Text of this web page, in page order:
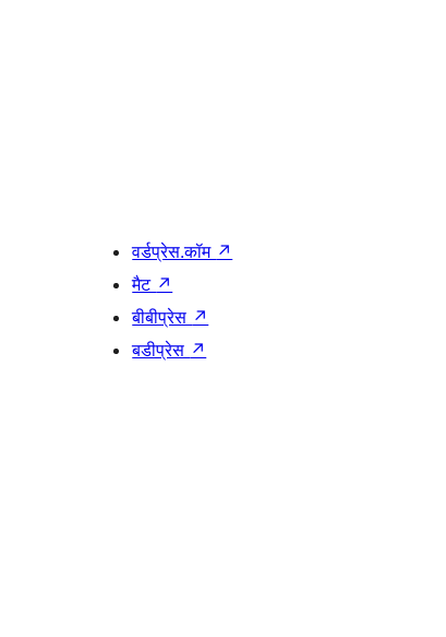
वर्डप्रेस.कॉम ↗
मैट ↗
बीबीप्रेस ↗
बडीप्रेस ↗